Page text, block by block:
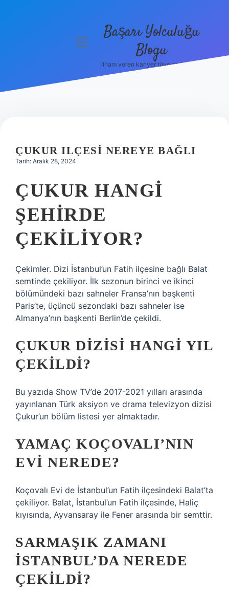
Hakkımızda
menüyüBaşarı Yolculuğu
Blogu
İlham veren kariyer tüyoları burada!
ÇUKUR ILÇESI NEREYE BAĞLI
Tarih: Aralık 28, 2024
ÇUKUR HANGI
ŞEHIRDE
ÇEKILIYOR?
Çekimler. Dizi İstanbul’un Fatih ilçesine bağlı Balat
semtinde çekiliyor. İlk sezonun birinci ve ikinci
bölümündeki bazı sahneler Fransa’nın başkenti
Paris’te, üçüncü sezondaki bazı sahneler ise
Almanya’nın başkenti Berlin’de çekildi.
ÇUKUR DIZISI HANGI YIL
ÇEKILDI?
Bu yazıda Show TV’de 2017-2021 yılları arasında
yayınlanan Türk aksiyon ve drama televizyon dizisi
Çukur’un bölüm listesi yer almaktadır.
YAMAÇ KOÇOVALI’NIN
EVI NEREDE?
Koçovalı Evi de İstanbul’un Fatih ilçesindeki Balat’ta
çekiliyor. Balat, İstanbul’un Fatih ilçesinde, Haliç
kıyısında, Ayvansaray ile Fener arasında bir semttir.
SARMAŞIK ZAMANI
İSTANBUL’DA NEREDE
ÇEKILDI?